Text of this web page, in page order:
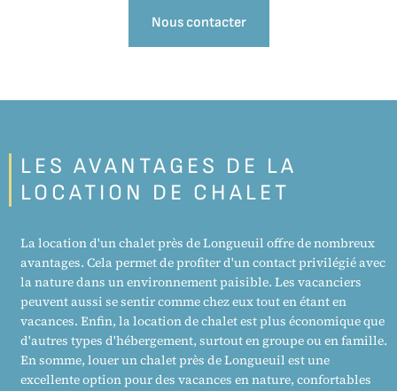
Nous contacter
LES AVANTAGES DE LA
LOCATION DE CHALET
La location d'un chalet près de Longueuil offre de nombreux
avantages. Cela permet de profiter d'un contact privilégié avec
la nature dans un environnement paisible. Les vacanciers
peuvent aussi se sentir comme chez eux tout en étant en
vacances. Enfin, la location de chalet est plus économique que
d'autres types d'hébergement, surtout en groupe ou en famille.
En somme, louer un chalet près de Longueuil est une
excellente option pour des vacances en nature, confortables